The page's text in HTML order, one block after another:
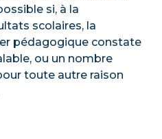
si, à la
scolaires, la
pédagogique constate
ou un nombre
toute autre raison